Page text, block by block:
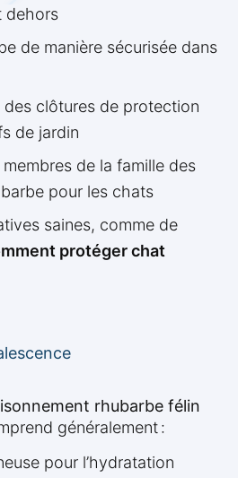
dehors
de manière sécurisée dans
des clôtures de protection
de jardin
de la famille des
pour les chats
saines, comme de
protéger chat
rhubarbe félin
généralement :
pour l’hydratation